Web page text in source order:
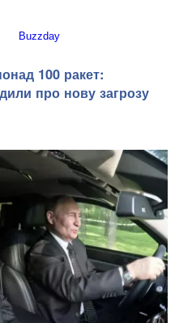
100 ракет:
про нову загрозу